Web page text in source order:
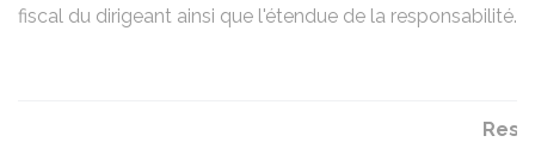
fiscal du dirigeant ainsi que l'étendue de la responsabilité.